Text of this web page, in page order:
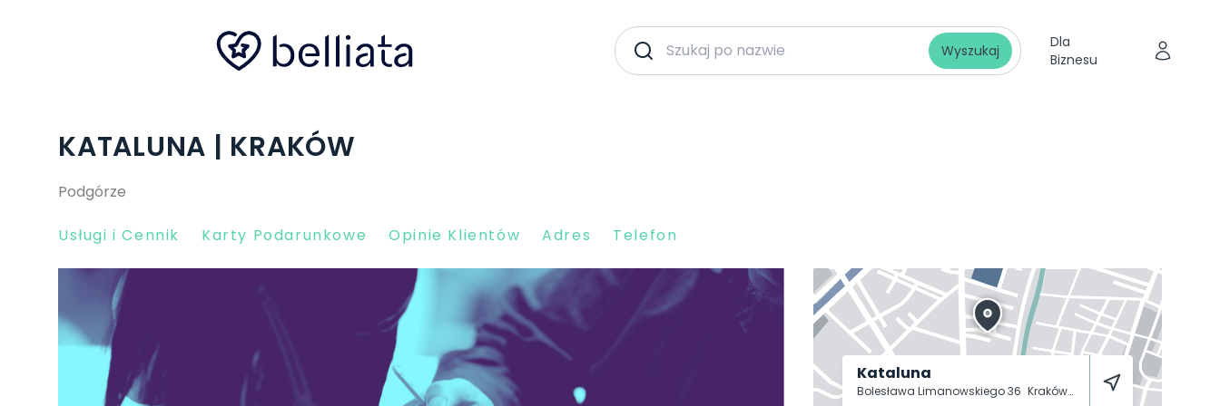
Wyszukaj
Dla
Biznesu
KATALUNA | KRAKÓW
Podgórze
Usługi i Cennik Karty Podarunkowe Opinie Klientów Adres Telefon
Kataluna
Bolesława Limanowskiego 36 Kraków 30-551